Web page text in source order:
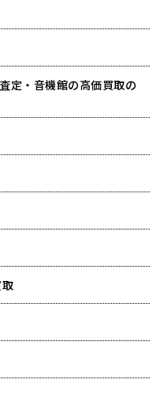
定・音機館の高価買取の